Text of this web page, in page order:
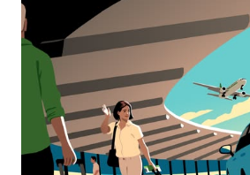
te
openen
en
een
datum
selecteren.
Druk
Escape